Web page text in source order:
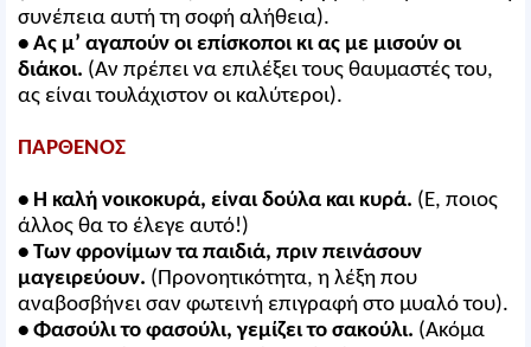
συνέπεια αυτή τη σοφή αλήθεια).
• Ας μ’ αγαπούν οι επίσκοποι κι ας με μισούν οι
διάκοι. (Αν πρέπει να επιλέξει τους θαυμαστές του,
ας είναι τουλάχιστον οι καλύτεροι).
ΠΑΡΘΕΝΟΣ
• Η καλή νοικοκυρά, είναι δούλα και κυρά. (Ε, ποιος
άλλος θα το έλεγε αυτό!)
• Των φρονίμων τα παιδιά, πριν πεινάσουν
μαγειρεύουν. (Προνοητικότητα, η λέξη που
αναβοσβήνει σαν φωτεινή επιγραφή στο μυαλό του).
• Φασούλι το φασούλι, γεμίζει το σακούλι. (Ακόμα